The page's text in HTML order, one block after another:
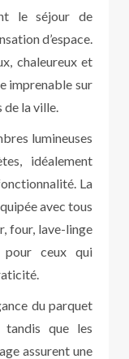
le séjour de
d’espace.
chaleureux et
imprenable sur
de la ville.
lumineuses
idéalement
La
avec tous
four, lave-linge
ceux qui
du parquet
que les
assurent une